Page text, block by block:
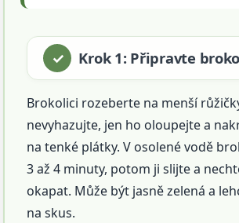
Krok 1: Připravte
Brokolici rozeberte na menší
nevyhazujte, jen ho oloupejte a
na tenké plátky. V osolené vodě
3 až 4 minuty, potom ji slijte a
okapat. Může být jasně zelená a
na skus.